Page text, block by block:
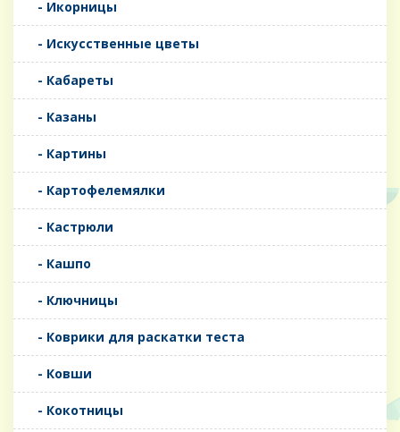
- Икорницы
- Искусственные цветы
- Кабареты
- Казаны
- Картины
- Картофелемялки
- Кастрюли
- Кашпо
- Ключницы
- Коврики для раскатки теста
- Ковши
- Кокотницы